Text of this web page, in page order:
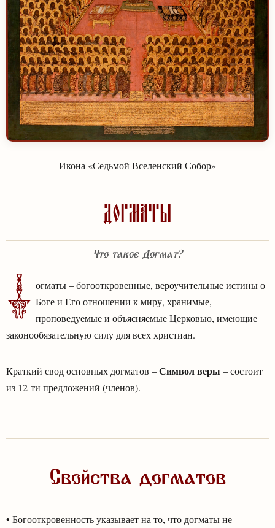
Икона «Седьмой Вселенский Собор»
Догматы
Что такое Догмат?
Д огматы – богооткровенные, вероучительные истины о
Боге и Его отношении к миру, хранимые,
проповедуемые и объясняемые Церковью, имеющие
законообязательную силу для всех христиан.
Краткий свод основных догматов –Символ веры – состоит
из 12-ти предложений (членов).
Свойства догматов
• Богооткровенность указывает на то, что догматы не